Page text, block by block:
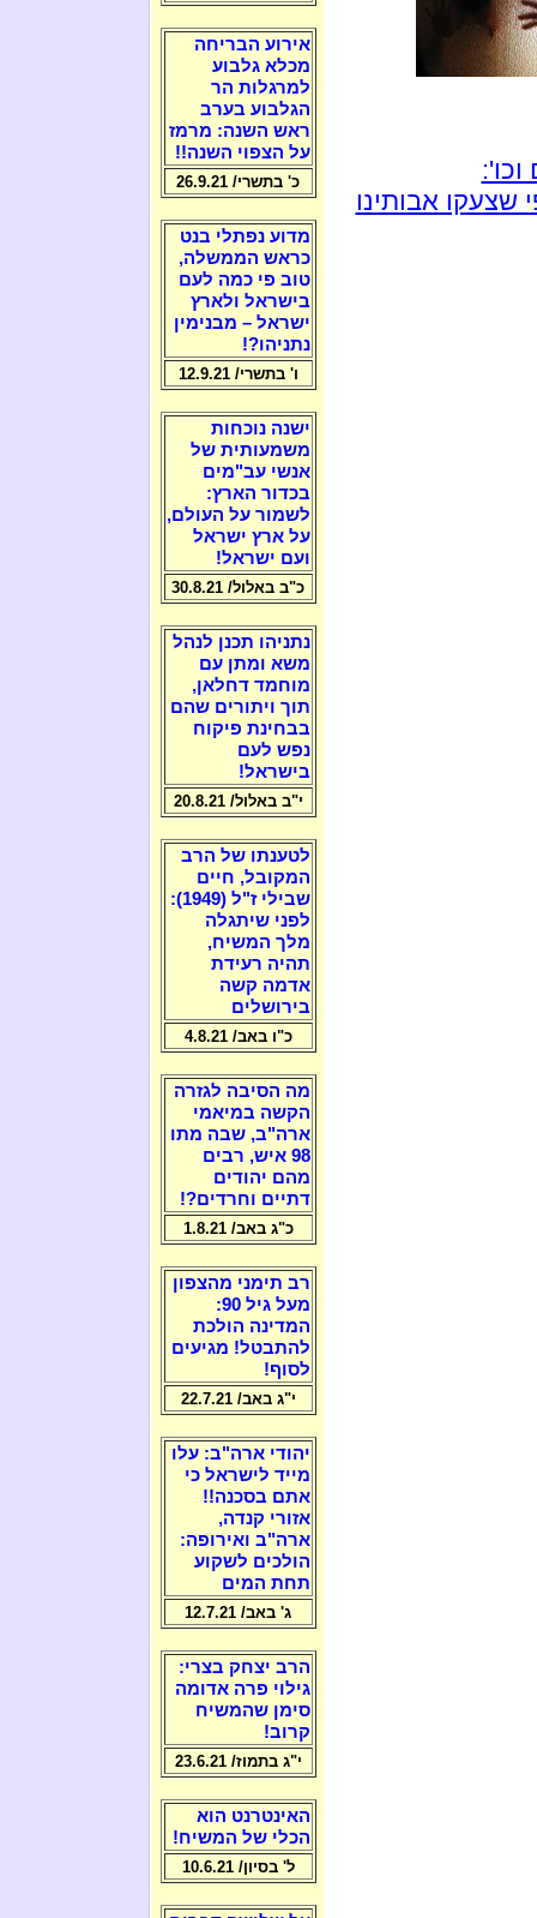
אבותינו
אירוע הבריחה
מכלא גלבוע
למרגלות הר
הגלבוע בערב
ראש השנה: מרמז
על הצפוי השנה!!
כ' בתשרי/ 26.9.21
מדוע נפתלי בנט
כראש הממשלה,
טוב פי כמה לעם
בישראל ולארץ
ישראל – מבנימין
נתניהו?!
ו' בתשרי/ 12.9.21
ישנה נוכחות
משמעותית של
אנשי עב"מים
בכדור הארץ:
לשמור על העולם,
על ארץ ישראל
ועם ישראל!
כ"ב באלול/ 30.8.21
נתניהו תכנן לנהל
משא ומתן עם
מוחמד דחלאן,
תוך ויתורים שהם
בבחינת פיקוח
נפש לעם
בישראל!
י"ב באלול/ 20.8.21
לטענתו של הרב
המקובל, חיים
שבילי ז"ל (1949):
לפני שיתגלה
מלך המשיח,
תהיה רעידת
אדמה קשה
בירושלים
כ"ו באב/ 4.8.21
מה הסיבה לגזרה
הקשה במיאמי
ארה"ב, שבה מתו
98 איש, רבים
מהם יהודים
דתיים וחרדים?!
כ"ג באב/ 1.8.21
רב תימני מהצפון
מעל גיל 90:
המדינה הולכת
להתבטל! מגיעים
לסוף!
י"ג באב/ 22.7.21
יהודי ארה"ב: עלו
מייד לישראל כי
אתם בסכנה!!
אזורי קנדה,
ארה"ב ואירופה:
הולכים לשקוע
תחת המים
ג' באב/ 12.7.21
הרב יצחק בצרי:
גילוי פרה אדומה
סימן שהמשיח
קרוב!
י"ג בתמוז/ 23.6.21
האינטרנט הוא
הכלי של המשיח!
ל' בסיון/ 10.6.21